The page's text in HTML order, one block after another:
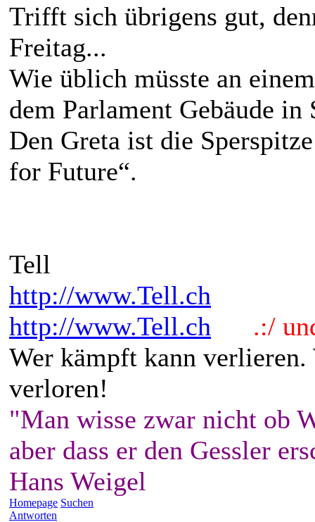
Trifft sich übrigens gut,
Freitag...
Wie üblich müsste an
dem Parlament Gebäude in
Den Greta ist die
for Future“.
Tell
http://www.Tell.ch
http://www.Tell.ch
.:/
Wer kämpft kann
verloren!
"Man wisse zwar nicht ob
aber dass er den Gessler
Hans Weigel
Homepage Suchen
Antworten